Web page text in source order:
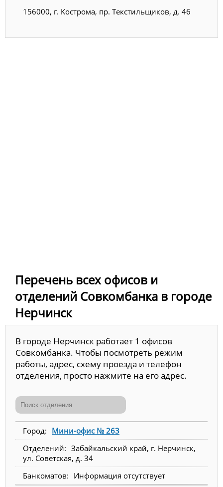
156000, г. Кострома, пр. Текстильщиков, д. 46
Перечень всех офисов и
отделений Совкомбанка в городе
Нерчинск
В городе Нерчинск работает 1 офисов
Совкомбанка. Чтобы посмотреть режим
работы, адрес, схему проезда и телефон
отделения, просто нажмите на его адрес.
Мини-офис № 263
Забайкальский край, г. Нерчинск,
ул. Советская, д. 34
Информация отсутствует